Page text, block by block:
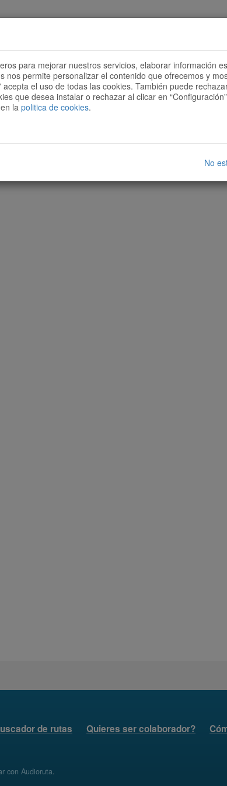
rutas Quieres ser colaborador?
de rutas Quieres ser colaborador?
con Audioruta.
para mejorar nuestros servicios, elaborar información
nos permite personalizar el contenido que ofrecemos y
acepta el uso de todas las cookies. También puede
que desea instalar o rechazar al clicar en
lapolitica de cookies.
No